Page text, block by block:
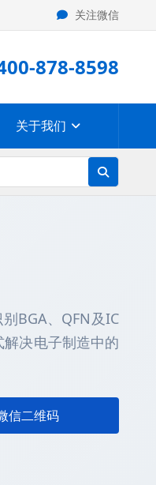
关注微信
878-8598
关于我们
BGA、QFN及IC
决电子制造中的
信二维码